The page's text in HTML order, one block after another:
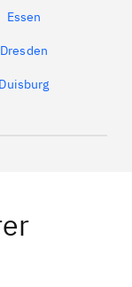
Essen
Dresden
Duisburg